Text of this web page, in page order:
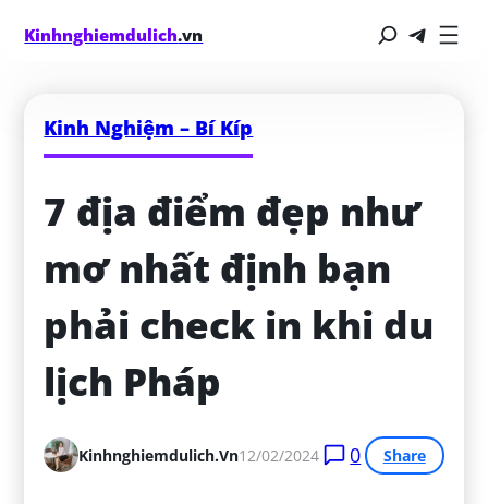
Kinhnghiemdulich.vn
Kinh Nghiệm – Bí Kíp
7 địa điểm đẹp như
mơ nhất định bạn
phải check in khi du
lịch Pháp
Kinhnghiemdulich.vn12/02/2024 0 Share